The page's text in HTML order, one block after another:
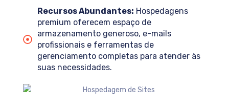
Recursos Abundantes: Hospedagens
premium oferecem espaço de
armazenamento generoso, e-mails
profissionais e ferramentas de
gerenciamento completas para atender às
suas necessidades.